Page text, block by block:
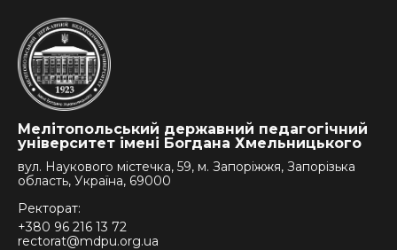
Мелітопольський державний педагогічний
університет імені Богдана Хмельницького
вул. Наукового містечка, 59, м. Запоріжжя, Запорізька
область, Україна, 69000
Ректорат:
+380 96 216 13 72
rectorat@mdpu.org.ua